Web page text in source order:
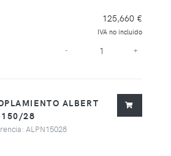
125,660 €
IVA no incluido
- +
ALBERT
150/28
ALPN15028